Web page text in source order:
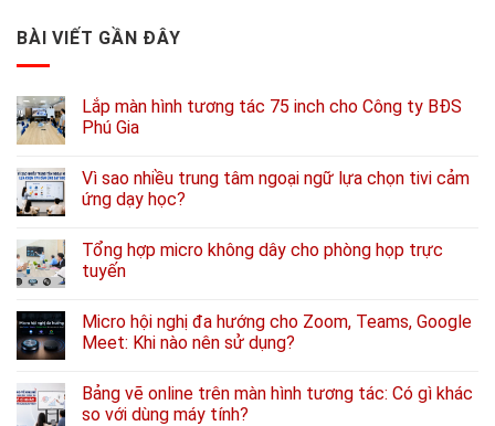
BÀI VIẾT GẦN ĐÂY
Lắp màn hình tương tác 75 inch cho Công ty BĐS
Phú Gia
Vì sao nhiều trung tâm ngoại ngữ lựa chọn tivi cảm
ứng dạy học?
Tổng hợp micro không dây cho phòng họp trực
tuyến
Micro hội nghị đa hướng cho Zoom, Teams, Google
Meet: Khi nào nên sử dụng?
Bảng vẽ online trên màn hình tương tác: Có gì khác
so với dùng máy tính?